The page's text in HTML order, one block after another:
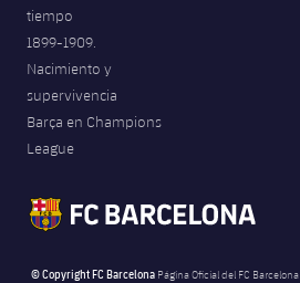
tiempo
1899-1909.
Nacimiento y
supervivencia
Barça en Champions
League
© Copyright FC Barcelona Página Oficial del FC Barcelona